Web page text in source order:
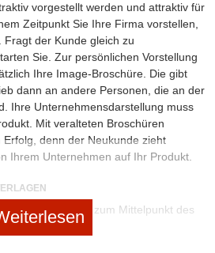
aufbauen
Kundenbindung mit Pfiff
auch interessieren:
| Wettbewerbe & Initiativen & Studien
Gemeinsam die Sanierung im
vorgestellt werden und attraktiv für
Zeitpunkt Sie Ihre Firma vorstellen,
Fragt der Kunde gleich zu
Sie. Zur persönlichen Vorstellung
Ihre Image-Broschüre. Die gibt
dann an andere Personen, die an der
Ihre Unternehmensdarstellung muss
Mit veralteten Broschüren
denn der Neukunde zieht
Ihrem Unternehmen auf Ihr Produkt.
Katalog wird oft zum Mittelpunkt des
im richtigen Moment auf den Tisch,